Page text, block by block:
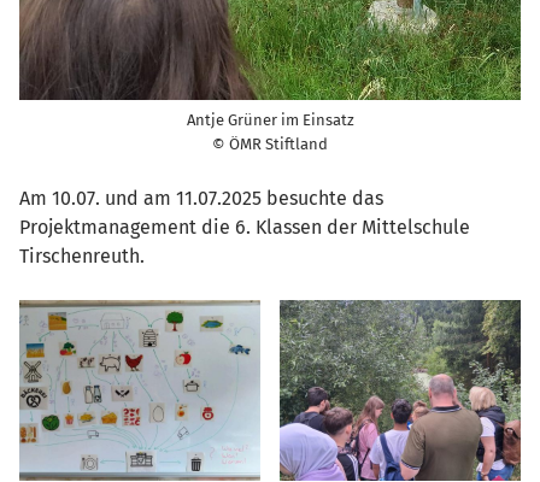
Antje Grüner im Einsatz
© ÖMR Stiftland
Am 10.07. und am 11.07.2025 besuchte das
Projektmanagement die 6. Klassen der Mittelschule
Tirschenreuth.